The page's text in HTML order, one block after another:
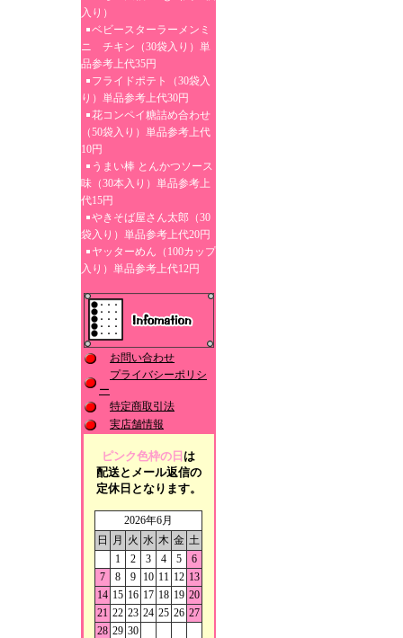
入り）
ベビースターラーメンミ
ニ チキン（30袋入り）単
品参考上代35円
フライドポテト（30袋入
り）単品参考上代30円
花コンペイ糖詰め合わせ
（50袋入り）単品参考上代
10円
うまい棒 とんかつソース
味（30本入り）単品参考上
代15円
やきそば屋さん太郎（30
袋入り）単品参考上代20円
ヤッターめん（100カップ
入り）単品参考上代12円
お問い合わせ
プライバシーポリシ
ー
特定商取引法
実店舗情報
ピンク色枠の日 は
配送とメール返信の
定休日となります。
2026年6月
日
月 火 水 木 金 土
1
2 3 4 5
6
7
8 9 10 11 12 13
14 15 16 17 18 19 20
21 22 23 24 25 26 27
28 29 30